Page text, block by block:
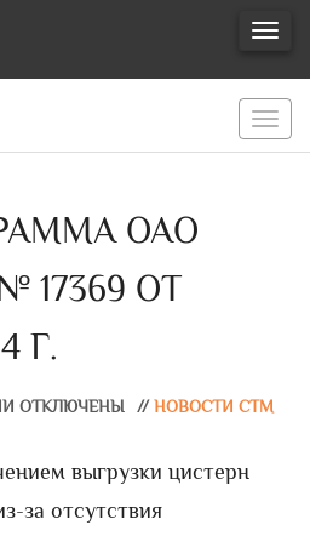
ОАО
17369 ОТ
Г.
ОТКЛЮЧЕНЫ // НОВОСТИ СТМ
выгрузки цистерн
за отсутствия